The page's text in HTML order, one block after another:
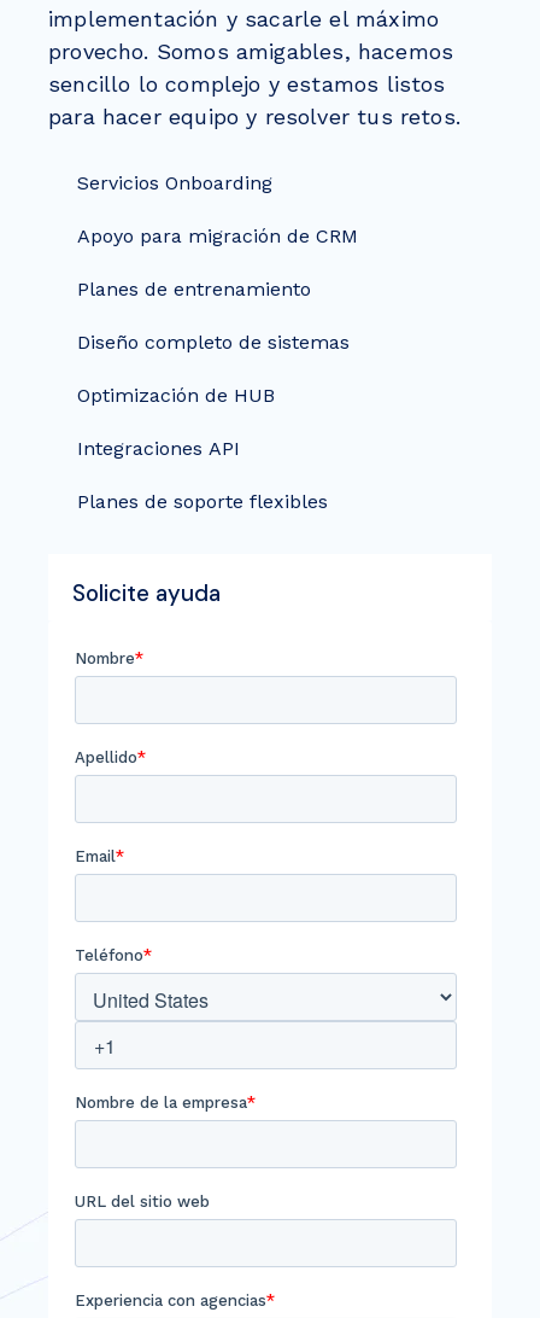
implementación y sacarle el máximo
provecho. Somos amigables, hacemos
sencillo lo complejo y estamos listos
para hacer equipo y resolver tus retos.
Servicios Onboarding
Apoyo para migración de CRM
Planes de entrenamiento
Diseño completo de sistemas
Optimización de HUB
Integraciones API
Planes de soporte flexibles
Solicite ayuda